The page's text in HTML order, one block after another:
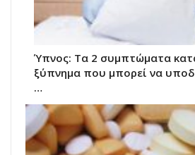
Ύπνος: Τα 2 συμπτώματα
ξύπνημα που μπορεί να
…